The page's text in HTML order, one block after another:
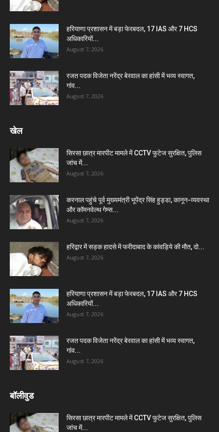
हरियाणा प्रशासन में बड़ा फेरबदल, 17 IAS और 7 HCS
अधिकारियों...
August 7, 2026
रजत पदक विजेता नरेंद्र बेरवाल का हांसी में भव्य स्वागत,
गांव...
August 7, 2026
खेल
सिरसा छात्र मारपीट मामले में CCTV फुटेज सुरक्षित, पुलिस
जांच में...
August 7, 2026
करनाल पहुंचे पूर्व मुख्यमंत्री भूपेंद्र सिंह हुड्डा, कानून-व्यवस्था
और कॉमनवेल्थ गेम्स...
August 7, 2026
हरिद्वार में सड़क हादसे में फरीदाबाद के कांवड़िये की मौत, दो...
August 7, 2026
हरियाणा प्रशासन में बड़ा फेरबदल, 17 IAS और 7 HCS
अधिकारियों...
August 7, 2026
रजत पदक विजेता नरेंद्र बेरवाल का हांसी में भव्य स्वागत,
गांव...
August 7, 2026
बॉलीवुड
सिरसा छात्र मारपीट मामले में CCTV फुटेज सुरक्षित, पुलिस
जांच में...